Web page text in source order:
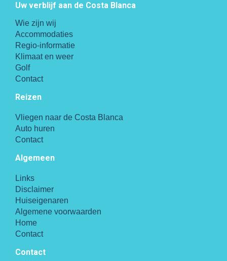
Uw verblijf aan de Costa Blanca
Wie zijn wij
Accommodaties
Regio-informatie
Klimaat en weer
Golf
Contact
Reizen
Vliegen naar de Costa Blanca
Auto huren
Contact
Algemeen
Links
Disclaimer
Huiseigenaren
Algemene voorwaarden
Home
Contact
Contact